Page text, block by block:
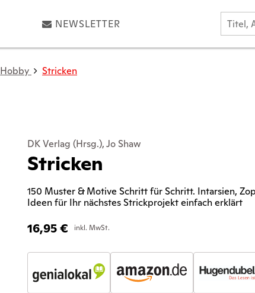
NEWSLETTER
Hobby Stricken
DK Verlag (Hrsg.), Jo Shaw
Stricken
150 Muster & Motive Schritt für Schritt. Intarsien,
Ideen für Ihr nächstes Strickprojekt einfach erklärt
16,95€ inkl. MwSt.